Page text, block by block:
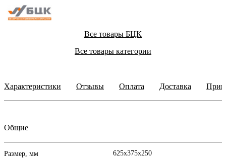
Все товары БЦК
Все товары категории
Характеристики Отзывы Оплата Доставка
Общие
Размер, мм 625х375х250